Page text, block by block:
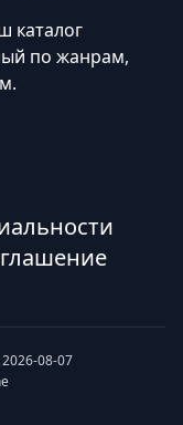
каталог
по жанрам,
08-07